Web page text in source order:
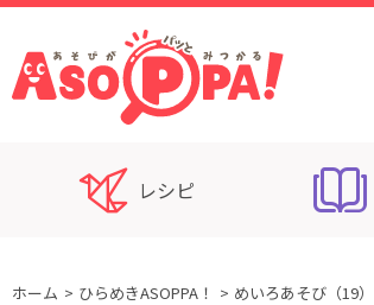
レシピ
ホーム ひらめきASOPPA！ めいろあそび（19）